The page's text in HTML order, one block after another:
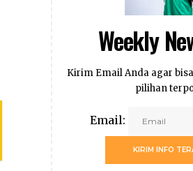
Weekly
Kirim Email Anda agar
pilihan
Email:
KIRIM INFO